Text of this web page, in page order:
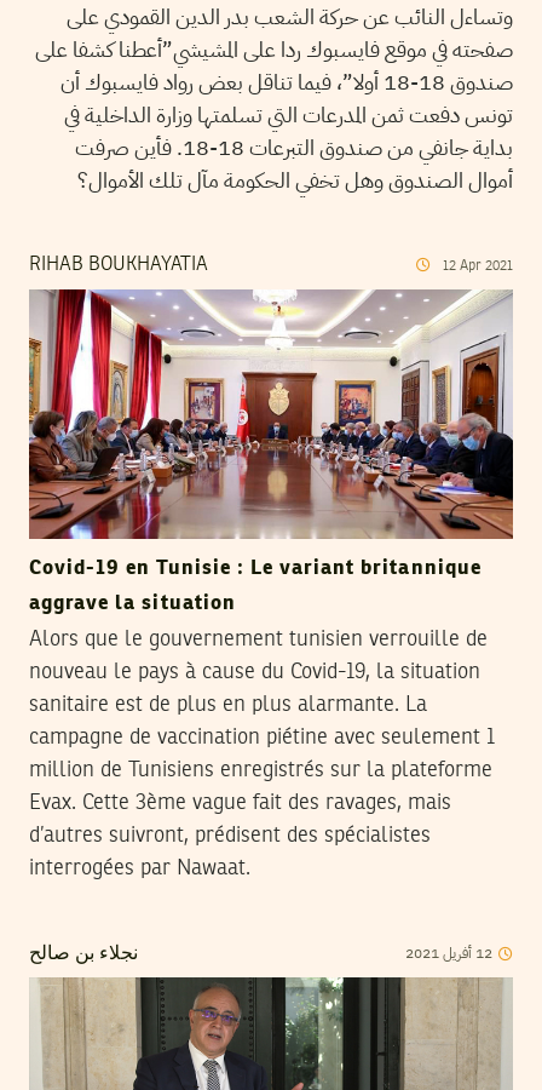
وتساءل النائب عن حركة الشعب بدر الدين القمودي على
صفحته في موقع فايسبوك ردا على المشيشي”أعطنا كشفا على
صندوق 18-18 أولا”، فيما تناقل بعض رواد فايسبوك أن
تونس دفعت ثمن المدرعات التي تسلمتها وزارة الداخلية في
بداية جانفي من صندوق التبرعات 18-18. فأين صرفت
أموال الصندوق وهل تخفي الحكومة مآل تلك الأموال؟
RIHAB BOUKHAYATIA 12 Apr 2021
Covid-19 en Tunisie : Le variant britannique
aggrave la situation
Alors que le gouvernement tunisien verrouille de
nouveau le pays à cause du Covid-19, la situation
sanitaire est de plus en plus alarmante. La
campagne de vaccination piétine avec seulement 1
million de Tunisiens enregistrés sur la plateforme
Evax. Cette 3ème vague fait des ravages, mais
d’autres suivront, prédisent des spécialistes
interrogées par Nawaat.
نجلاء بن صالح 12 أفريل2021